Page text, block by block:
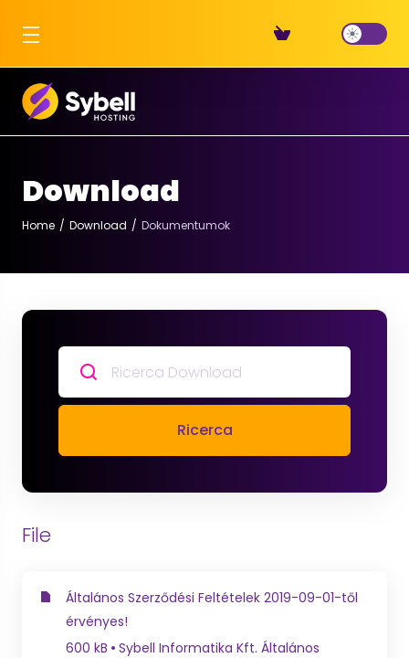
Download
Home Download Dokumentumok
Ricerca
File
Általános Szerződési Feltételek 2019-09-01-től
érvényes!
600 kB
Sybell Informatika Kft. Általános